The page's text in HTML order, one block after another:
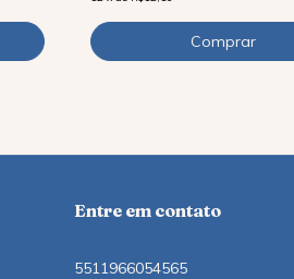
Entre em contato
5511966054565